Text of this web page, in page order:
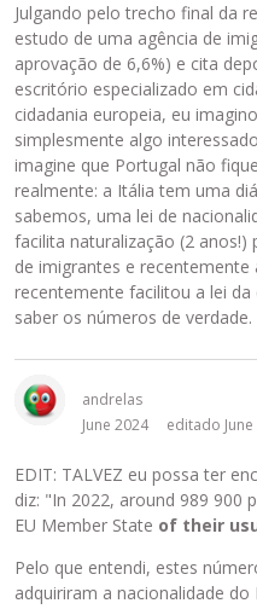
Julgando pelo trecho final da
estudo de uma agência de
aprovação de 6,6%) e cita
escritório especializado em
cidadania europeia, eu
simplesmente algo
imagine que Portugal não
realmente: a Itália tem uma
sabemos, uma lei de
facilita naturalização (2
de imigrantes e
recentemente facilitou a lei
saber os números de verdade.
andrelas
June 2024
editado
EDIT: TALVEZ eu possa ter
diz: "In 2022, around 989 900
EU Member State of their
Pelo que entendi, estes
adquiriram a nacionalidade do